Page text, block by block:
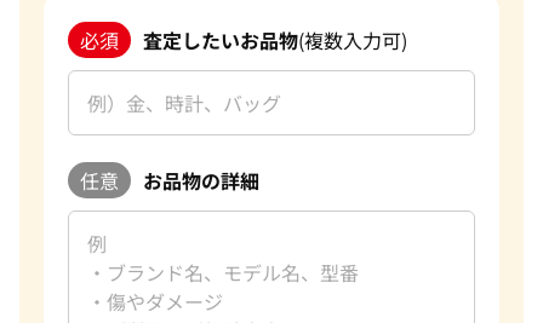
た。お客様のまたのご利用を心よりお待ち申し上げておりま
おたからやのブランド買取査定
ブランド品買取専門査定員
好きな言葉理路整然
好きなブランドカルティエ
過去の買取品例
おたからやでは、毎日数千点のブランド品の査定をしており
ます。私たちは海外にも販路を持っており、世界基準での査定
必須 査定したいお品物(複数入力可)
任意 お品物の詳細